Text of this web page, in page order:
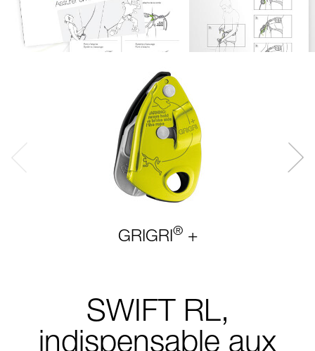
GRIGRI®+
SWIFT RL,